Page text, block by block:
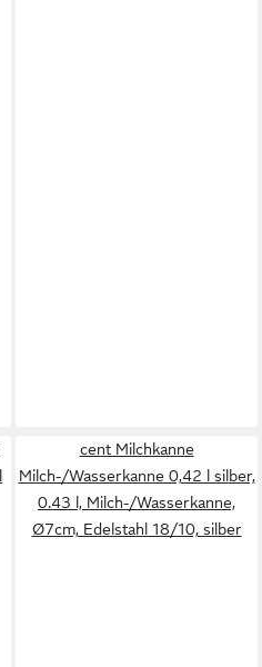
cent Milchkanne
Milch-/Wasserkanne 0,42 l silber,
0.43 l, Milch-/Wasserkanne,
Ø7cm, Edelstahl 18/10, silber